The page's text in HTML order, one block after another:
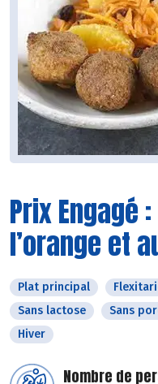
Prix Engagé
l’orange et
Plat principal
Sans lactose
Sans
Hiver
Nombre de